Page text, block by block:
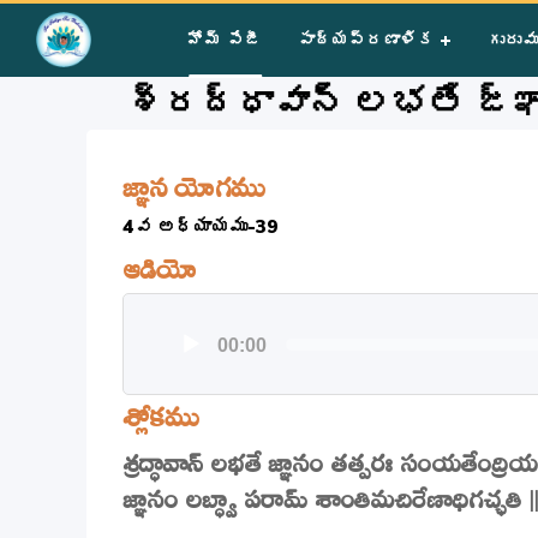
హోమ్ పేజీ పాఠ్యప్రణాళిక
Courses »Group III »Year I» Prayer » శ్రద్ధావాన్
శ్రద్ధావాన్ లభతే
జ్ఞాన యోగము
4వ అధ్యాయము-39
ఆడియో
00:00
శ్లోకము
శ్రద్ధావాన్ లభతే జ్ఞానం తత్పరః
జ్ఞానం లబ్ధ్వా పరామ్ శాంతిమచిరేణాధిగచ్ఛతి ||